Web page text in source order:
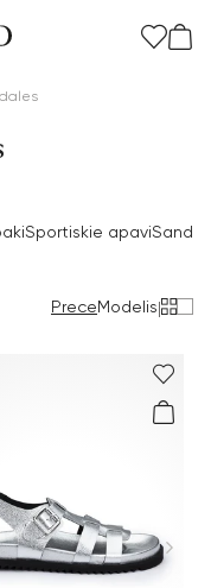
Sportiskie apavi
PreceModelis|